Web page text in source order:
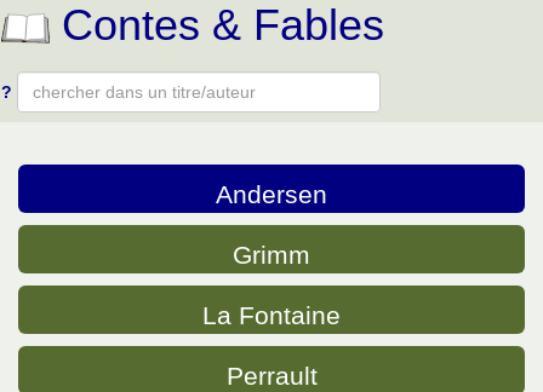
Contes & Fables
?
Andersen
Grimm
La Fontaine
Perrault